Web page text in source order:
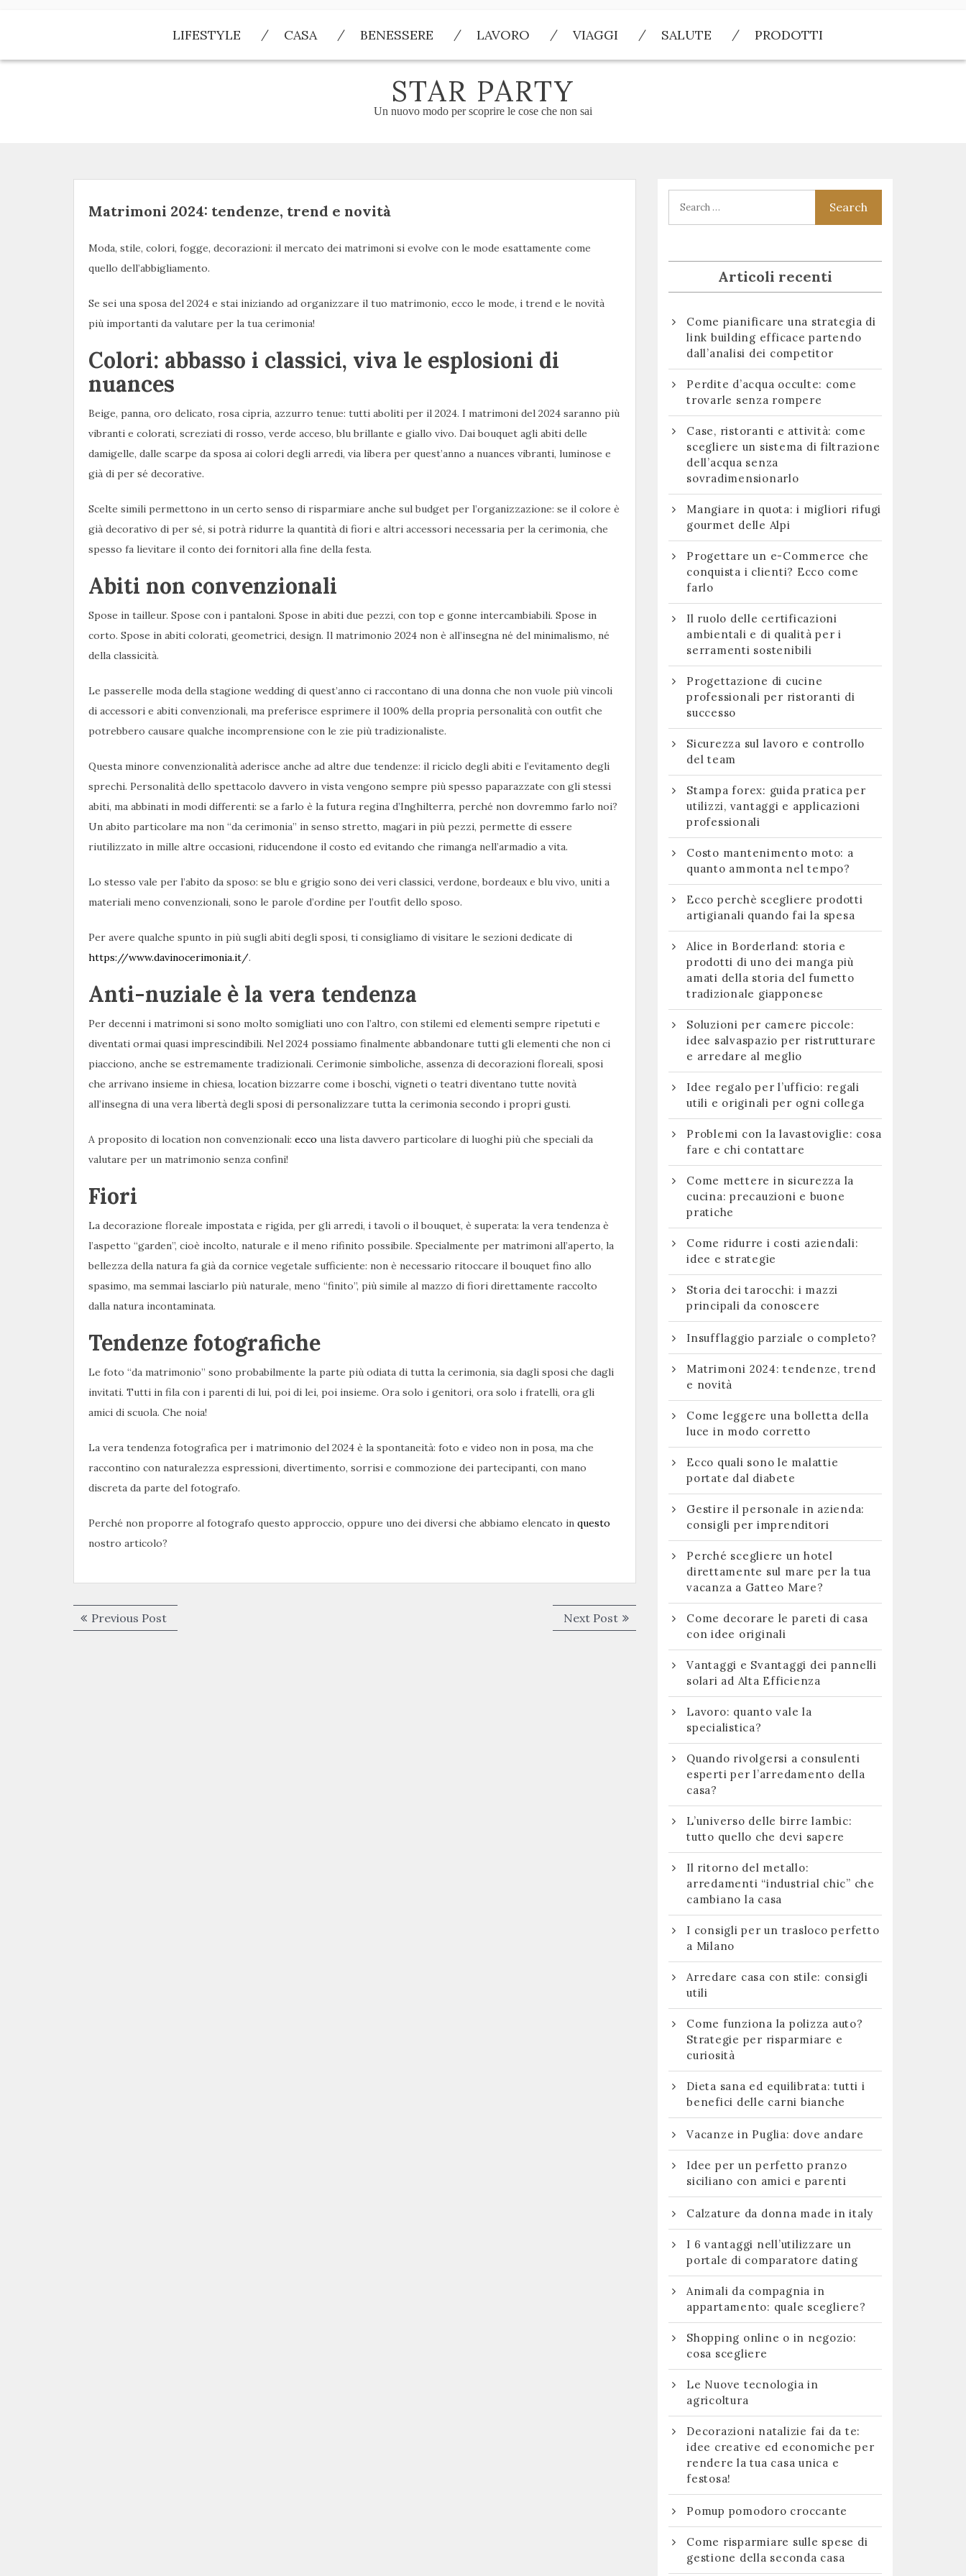
LIFESTYLE CASA BENESSERE LAVORO VIAGGI SALUTE PRODOTTI
STAR PARTY
Un nuovo modo per scoprire le cose che non sai
Matrimoni 2024: tendenze, trend e novità
Moda, stile, colori, fogge, decorazioni: il mercato dei matrimoni si evolve con le mode esattamente come
quello dell’abbigliamento.
Se sei una sposa del 2024 e stai iniziando ad organizzare il tuo matrimonio, ecco le mode, i trend e le novità
più importanti da valutare per la tua cerimonia!
Colori: abbasso i classici, viva le esplosioni di
nuances
Beige, panna, oro delicato, rosa cipria, azzurro tenue: tutti aboliti per il 2024. I matrimoni del 2024 saranno più
vibranti e colorati, screziati di rosso, verde acceso, blu brillante e giallo vivo. Dai bouquet agli abiti delle
damigelle, dalle scarpe da sposa ai colori degli arredi, via libera per quest’anno a nuances vibranti, luminose e
già di per sé decorative.
Scelte simili permettono in un certo senso di risparmiare anche sul budget per l’organizzazione: se il colore è
già decorativo di per sé, si potrà ridurre la quantità di fiori e altri accessori necessaria per la cerimonia, che
spesso fa lievitare il conto dei fornitori alla fine della festa.
Abiti non convenzionali
Spose in tailleur. Spose con i pantaloni. Spose in abiti due pezzi, con top e gonne intercambiabili. Spose in
corto. Spose in abiti colorati, geometrici, design. Il matrimonio 2024 non è all’insegna né del minimalismo, né
della classicità.
Le passerelle moda della stagione wedding di quest’anno ci raccontano di una donna che non vuole più vincoli
di accessori e abiti convenzionali, ma preferisce esprimere il 100% della propria personalità con outfit che
potrebbero causare qualche incomprensione con le zie più tradizionaliste.
Questa minore convenzionalità aderisce anche ad altre due tendenze: il riciclo degli abiti e l’evitamento degli
sprechi. Personalità dello spettacolo davvero in vista vengono sempre più spesso paparazzate con gli stessi
abiti, ma abbinati in modi differenti: se a farlo è la futura regina d’Inghilterra, perché non dovremmo farlo noi?
Un abito particolare ma non “da cerimonia” in senso stretto, magari in più pezzi, permette di essere
riutilizzato in mille altre occasioni, riducendone il costo ed evitando che rimanga nell’armadio a vita.
Lo stesso vale per l’abito da sposo: se blu e grigio sono dei veri classici, verdone, bordeaux e blu vivo, uniti a
materiali meno convenzionali, sono le parole d’ordine per l’outfit dello sposo.
Per avere qualche spunto in più sugli abiti degli sposi, ti consigliamo di visitare le sezioni dedicate di
https://www.davinocerimonia.it/.
Anti-nuziale è la vera tendenza
Per decenni i matrimoni si sono molto somigliati uno con l’altro, con stilemi ed elementi sempre ripetuti e
diventati ormai quasi imprescindibili. Nel 2024 possiamo finalmente abbandonare tutti gli elementi che non ci
piacciono, anche se estremamente tradizionali. Cerimonie simboliche, assenza di decorazioni floreali, sposi
che arrivano insieme in chiesa, location bizzarre come i boschi, vigneti o teatri diventano tutte novità
all’insegna di una vera libertà degli sposi di personalizzare tutta la cerimonia secondo i propri gusti.
A proposito di location non convenzionali: ecco una lista davvero particolare di luoghi più che speciali da
valutare per un matrimonio senza confini!
Fiori
La decorazione floreale impostata e rigida, per gli arredi, i tavoli o il bouquet, è superata: la vera tendenza è
l’aspetto “garden”, cioè incolto, naturale e il meno rifinito possibile. Specialmente per matrimoni all’aperto, la
bellezza della natura fa già da cornice vegetale sufficiente: non è necessario ritoccare il bouquet fino allo
spasimo, ma semmai lasciarlo più naturale, meno “finito”, più simile al mazzo di fiori direttamente raccolto
dalla natura incontaminata.
Tendenze fotografiche
Le foto “da matrimonio” sono probabilmente la parte più odiata di tutta la cerimonia, sia dagli sposi che dagli
invitati. Tutti in fila con i parenti di lui, poi di lei, poi insieme. Ora solo i genitori, ora solo i fratelli, ora gli
amici di scuola. Che noia!
La vera tendenza fotografica per i matrimonio del 2024 è la spontaneità: foto e video non in posa, ma che
raccontino con naturalezza espressioni, divertimento, sorrisi e commozione dei partecipanti, con mano
discreta da parte del fotografo.
Perché non proporre al fotografo questo approccio, oppure uno dei diversi che abbiamo elencato in questo
nostro articolo?
Navigazione
articoli
Previous PostPrevious
post:
Next PostNext
post:
Articoli recenti
Come pianificare una strategia di
link building efficace partendo
dall’analisi dei competitor
Perdite d’acqua occulte: come
trovarle senza rompere
Case, ristoranti e attività: come
scegliere un sistema di filtrazione
dell’acqua senza
sovradimensionarlo
Mangiare in quota: i migliori rifugi
gourmet delle Alpi
Progettare un e-Commerce che
conquista i clienti? Ecco come
farlo
Il ruolo delle certificazioni
ambientali e di qualità per i
serramenti sostenibili
Progettazione di cucine
professionali per ristoranti di
successo
Sicurezza sul lavoro e controllo
del team
Stampa forex: guida pratica per
utilizzi, vantaggi e applicazioni
professionali
Costo mantenimento moto: a
quanto ammonta nel tempo?
Ecco perchè scegliere prodotti
artigianali quando fai la spesa
Alice in Borderland: storia e
prodotti di uno dei manga più
amati della storia del fumetto
tradizionale giapponese
Soluzioni per camere piccole:
idee salvaspazio per ristrutturare
e arredare al meglio
Idee regalo per l’ufficio: regali
utili e originali per ogni collega
Problemi con la lavastoviglie: cosa
fare e chi contattare
Come mettere in sicurezza la
cucina: precauzioni e buone
pratiche
Come ridurre i costi aziendali:
idee e strategie
Storia dei tarocchi: i mazzi
principali da conoscere
Insufflaggio parziale o completo?
Matrimoni 2024: tendenze, trend
e novità
Come leggere una bolletta della
luce in modo corretto
Ecco quali sono le malattie
portate dal diabete
Gestire il personale in azienda:
consigli per imprenditori
Perché scegliere un hotel
direttamente sul mare per la tua
vacanza a Gatteo Mare?
Come decorare le pareti di casa
con idee originali
Vantaggi e Svantaggi dei pannelli
solari ad Alta Efficienza
Lavoro: quanto vale la
specialistica?
Quando rivolgersi a consulenti
esperti per l’arredamento della
casa?
L’universo delle birre lambic:
tutto quello che devi sapere
Il ritorno del metallo:
arredamenti “industrial chic” che
cambiano la casa
I consigli per un trasloco perfetto
a Milano
Arredare casa con stile: consigli
utili
Come funziona la polizza auto?
Strategie per risparmiare e
curiosità
Dieta sana ed equilibrata: tutti i
benefici delle carni bianche
Vacanze in Puglia: dove andare
Idee per un perfetto pranzo
siciliano con amici e parenti
Calzature da donna made in italy
I 6 vantaggi nell’utilizzare un
portale di comparatore dating
Animali da compagnia in
appartamento: quale scegliere?
Shopping online o in negozio:
cosa scegliere
Le Nuove tecnologia in
agricoltura
Decorazioni natalizie fai da te:
idee creative ed economiche per
rendere la tua casa unica e
festosa!
Pomup pomodoro croccante
Come risparmiare sulle spese di
gestione della seconda casa